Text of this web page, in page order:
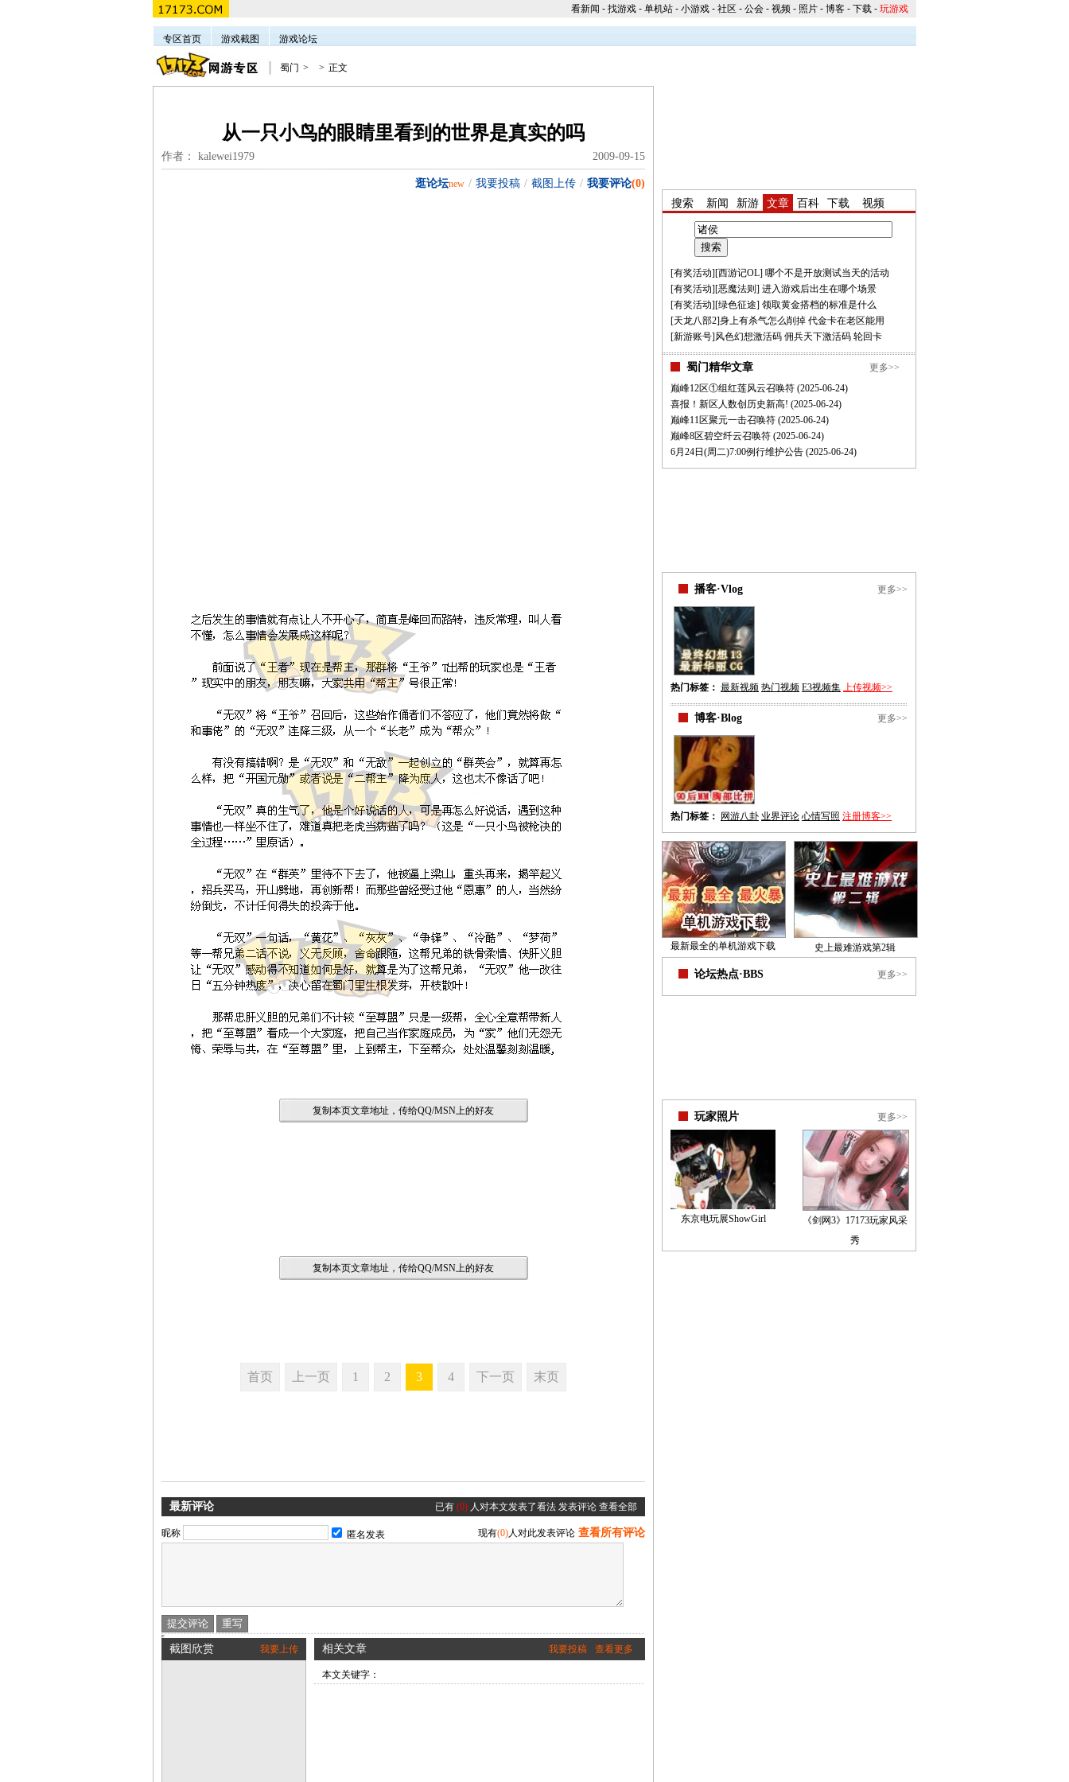
看新闻 - 找游戏 - 单机站 - 小游戏 - 社区 - 公会 - 视频 - 照片 - 博客 - 下载 - 玩游戏
专区首页 游戏截图 游戏论坛
蜀门 > > 正文
从一只小鸟的眼睛里看到的世界是真实的吗
作者： kalewei1979 2009-09-15
逛论坛new / 我要投稿 / 截图上传 / 我要评论(0)
复制本页文章地址，传给QQ/MSN上的好友
复制本页文章地址，传给QQ/MSN上的好友
首页 上一页 1 2 3 4 下一页 末页
最新评论 已有 (0) 人对本文发表了看法 发表评论 查看全部
昵称 匿名发表 现有(0)人对此发表评论 查看所有评论
我要上传
截图欣赏 查看更多
我要投稿
相关文章
本文关键字：
搜索 新闻 新游 文章 百科 下载 视频
[有奖活动][西游记OL] 哪个不是开放测试当天的活动
[有奖活动][恶魔法则 ] 进入游戏后出生在哪个场景
[有奖活动][绿色征途] 领取黄金搭档的标准是什么
[天龙八部2]身上有杀气怎么削掉 代金卡在老区能用
[新游账号]风色幻想激活码 佣兵天下激活码 轮回卡
更多>>
蜀门精华文章
巅峰12区①组红莲风云召唤符 (2025-06-24)
喜报！新区人数创历史新高! (2025-06-24)
巅峰11区聚元一击召唤符 (2025-06-24)
巅峰8区碧空纤云召唤符 (2025-06-24)
6月24日(周二)7:00例行维护公告 (2025-06-24)
更多>>
播客·Vlog
热门标签： 最新视频 热门视频 E3视频集 上传视频>>
更多>>
博客·Blog
热门标签： 网游八卦 业界评论 心情写照 注册博客>>
最新最全的单机游戏下载 史上最难游戏第2辑
更多>>
论坛热点·BBS
更多>>
玩家照片
东京电玩展ShowGirl
《剑网3》17173玩家风采
秀